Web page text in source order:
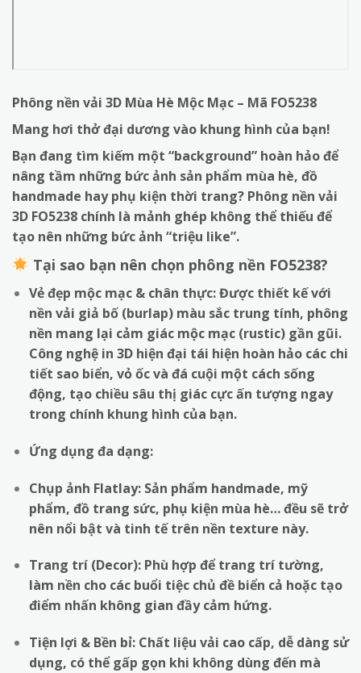
Phông nền vải 3D Mùa Hè Mộc Mạc – Mã FO5238
Mang hơi thở đại dương vào khung hình của bạn!
Bạn đang tìm kiếm một “background” hoàn hảo để
nâng tầm những bức ảnh sản phẩm mùa hè, đồ
handmade hay phụ kiện thời trang? Phông nền vải
3D FO5238 chính là mảnh ghép không thể thiếu để
tạo nên những bức ảnh “triệu like”.
Tại sao bạn nên chọn phông nền FO5238?
Vẻ đẹp mộc mạc & chân thực:Được thiết kế với
nền vải giả bố (burlap) màu sắc trung tính, phông
nền mang lại cảm giác mộc mạc (rustic) gần gũi.
Công nghệ in 3D hiện đại tái hiện hoàn hảo các chi
tiết sao biển, vỏ ốc và đá cuội một cách sống
động, tạo chiều sâu thị giác cực ấn tượng ngay
trong chính khung hình của bạn.
Ứng dụng đa dạng:
Chụp ảnh Flatlay: Sản phẩm handmade, mỹ
phẩm, đồ trang sức, phụ kiện mùa hè… đều sẽ trở
nên nổi bật và tinh tế trên nền texture này.
Trang trí (Decor): Phù hợp để trang trí tường,
làm nền cho các buổi tiệc chủ đề biển cả hoặc tạo
điểm nhấn không gian đầy cảm hứng.
Tiện lợi & Bền bỉ: Chất liệu vải cao cấp, dễ dàng sử
dụng, có thể gấp gọn khi không dùng đến mà